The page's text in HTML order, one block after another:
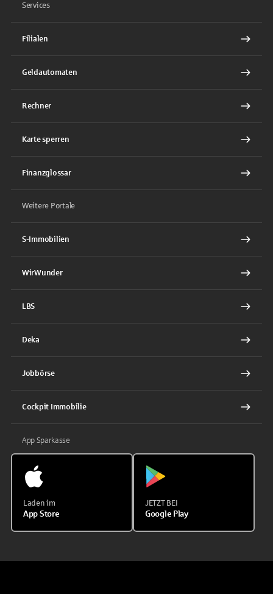
Services
Filialen
Geldautomaten
Rechner
Karte sperren
Finanzglossar
Weitere Portale
S-Immobilien
WirWunder
LBS
Deka
Jobbörse
Cockpit Immobilie
App Sparkasse
Laden im
App Store
JETZT BEI
Google Play